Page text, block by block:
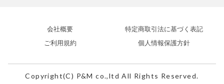
会社概要
特定商取引法に基づく表記
ご利用規約
個人情報保護方針
Copyright(C) P&M co.,ltd All Rights Reserved.